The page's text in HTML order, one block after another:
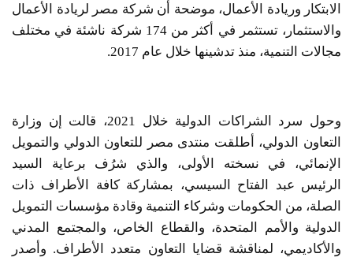
الابتكار وريادة الأعمال، موضحة أن شركة مصر لريادة الأعمال
والاستثمار، تستثمر في أكثر من 174 شركة ناشئة في مختلف
مجالات التنمية، منذ تدشينها خلال عام 2017.
وحول سرد الشراكات الدولية خلال 2021، قالت إن وزارة
التعاون الدولي، أطلقت منتدى مصر للتعاون الدولي والتمويل
الإنمائي، في نسخته الأولى، والذي شرُف برعاية السيد
الرئيس عبد الفتاح السيسي، بمشاركة كافة الأطراف ذات
الصلة، من الحكومات وشركاء التنمية وقادة مؤسسات التمويل
الدولية والأمم المتحدة، والقطاع الخاص، والمجتمع المدني
والأكاديمي، لمناقشة قضايا التعاون متعدد الأطراف. وأصدر